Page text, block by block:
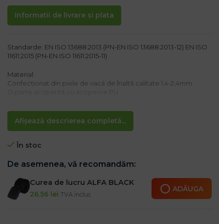
Informatii de livrare si plata
Afișează descrierea completă...
Standarde: EN ISO 13688:2013 (PN-EN ISO 13688:2013-12) EN ISO
11611:2015 (PN-EN ISO 11611:2015-11)
Material:
Confecționat din piele de vacă de înaltă calitate 1,4-2,4mm
Caracteristici:
– Ghete din piele de sudare cu curele< br />– Închidere cu o
curea cu catarame metalice
protecție a picioarelor
În stoc
De asemenea, vă recomandăm:
Curea de lucru ALFA BLACK
26.56 lei TVA inclus
ADĂUGA